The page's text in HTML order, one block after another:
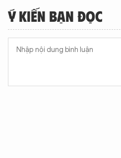
Ý KIẾN BẠN ĐỌC